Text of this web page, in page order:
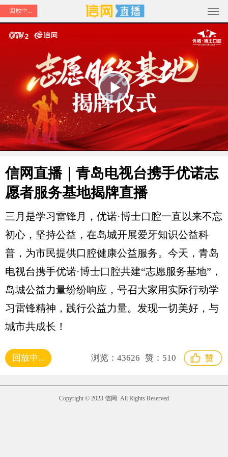
回放中...
Play
Video
信网直播｜青岛电视台携手优诺志
愿者服务基地揭牌直播
三月是学习雷锋月，优诺·博士口腔一直以来不忘
初心，坚持公益，在岛城开展爱牙知识公益科
普，为市民提供口腔健康公益服务。今天，青岛
电视台携手优诺·博士口腔共建“志愿服务基地”，
岛城公益力量纷纷响应，号召大家用实际行动学
习雷锋精神，践行公益力量。发现一切美好，与
城市共成长！
回放中... 浏览： 43626 赞： 510
Copyright © 2023 信网. All Rights Reserved